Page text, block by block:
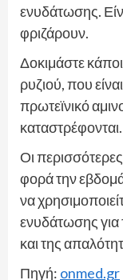
ενυδάτωσης.
φριζάρουν.
Δοκιμάστε
ρυζιού, που
πρωτεϊνικό
καταστρέφονται.
Οι
φορά την
να
ενυδάτωσης
και της
Πηγή: onmed.gr